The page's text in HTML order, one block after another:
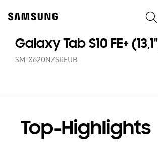
content
accessibility
Galaxy Tab S10 FE+
SM-X620NZSREUB
Top-Highlights